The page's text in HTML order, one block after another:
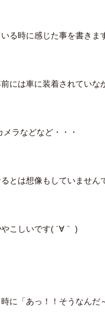
る時に感じた事を書きま
には車に装着されていな
ラなどなど・・・
とは想像もしていません
こしいです( ´∀｀ )
に「あっ！！そうなんだ